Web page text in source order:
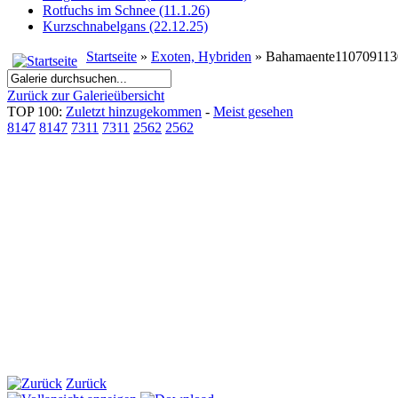
Rotfuchs im Schnee (11.1.26)
Kurzschnabelgans (22.12.25)
Startseite » Exoten, Hybriden »
Zurück zur Galerieübersicht
TOP 100: Zuletzt hinzugekommen - Meist gesehen
8147 8147 7311 7311 2562 2562
Zurück